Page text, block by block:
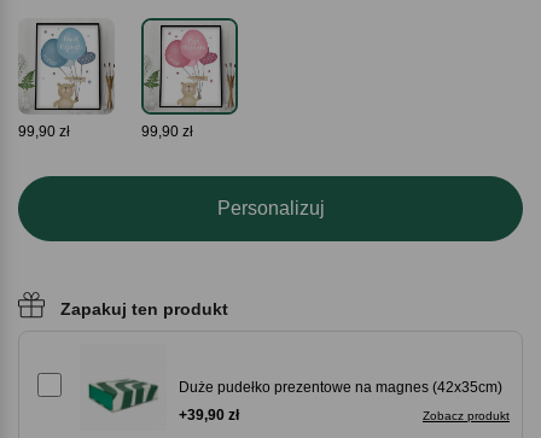
99,90 zł 99,90 zł
Personalizuj
Zapakuj ten produkt
Duże pudełko prezentowe na magnes (42x35cm)
Zobacz produkt
+39,90 zł